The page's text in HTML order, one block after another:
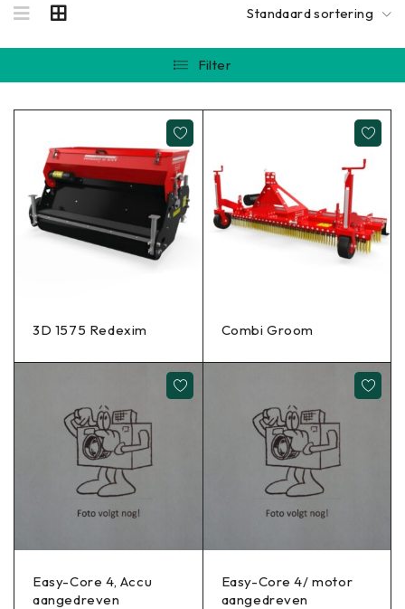
Standaard sortering
Filter
3D 1575 Redexim Combi Groom
Easy-Core 4, Accu
aangedreven
Easy-Core 4/ motor
aangedreven